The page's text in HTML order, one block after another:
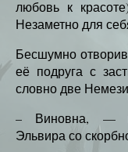
любовь к
Незаметно для
Бесшумно
её подруга с
словно две
– Виновна, —
Эльвира со